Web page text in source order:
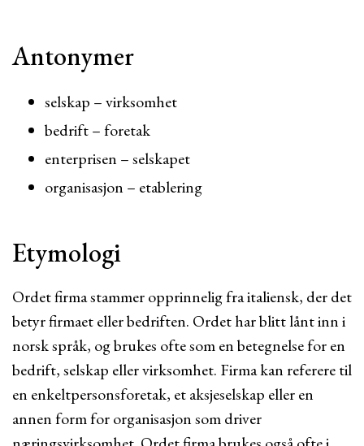
Antonymer
selskap – virksomhet
bedrift – foretak
enterprisen – selskapet
organisasjon – etablering
Etymologi
Ordet firma stammer opprinnelig fra italiensk, der det
betyr firmaet eller bedriften. Ordet har blitt lånt inn i
norsk språk, og brukes ofte som en betegnelse for en
bedrift, selskap eller virksomhet. Firma kan referere til
en enkeltpersonsforetak, et aksjeselskap eller en
annen form for organisasjon som driver